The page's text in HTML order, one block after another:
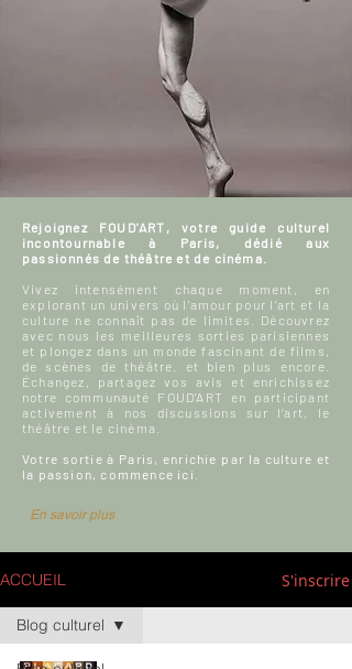
Rejoignez FOUD'ART, votre guide culturel
incontournable à Paris, dédié aux
passionnés de théâtre et de cinéma.
Vivez intensément chaque moment, en
explorant un univers où l'amour pour l'art et la
culture ne connaît pas de limites. Découvrez
avec nous les meilleures sorties parisiennes
et plongez dans un monde fascinant de films,
de scènes de théâtre, et bien plus encore.
Échangez, partagez vos avis et enrichissez
notre communauté FOUD'ART en participant
activement à nos discussions sur l’art, le
théâtre et le cinéma.
Votre sortie à Paris, enrichie par la culture et
la passion, commence ici.
En savoir plus
ACCUEIL S'inscrire
Blog culturel